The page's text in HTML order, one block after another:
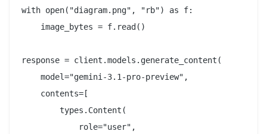
with open("diagram.png", "rb") as f:
    image_bytes = f.read()
response = client.models.generate_content(
    model="gemini-3.1-pro-preview",
    contents=[
        types.Content(
            role="user",